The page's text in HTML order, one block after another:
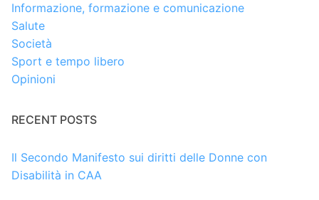
Informazione, formazione e comunicazione
Salute
Società
Sport e tempo libero
Opinioni
RECENT POSTS
Il Secondo Manifesto sui diritti delle Donne con
Disabilità in CAA